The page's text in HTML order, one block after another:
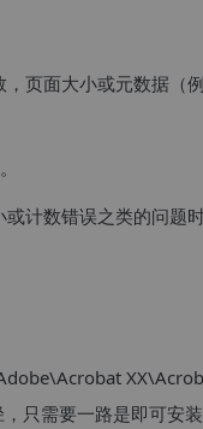
页面大小或元数据（
计数错误之类的问题时
只需要一路是即可安装